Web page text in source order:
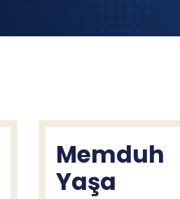
Memduh
Yaşa